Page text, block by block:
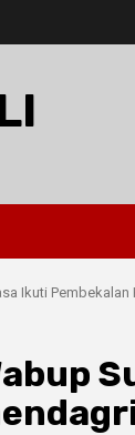
Ikuti